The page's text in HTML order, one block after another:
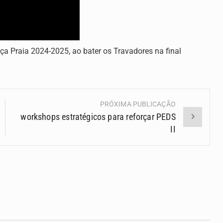
Praia 2024-2025, ao bater os Travadores na final
PRÓXIMA PUBLICAÇÃO
workshops estratégicos para reforçar PEDS
II